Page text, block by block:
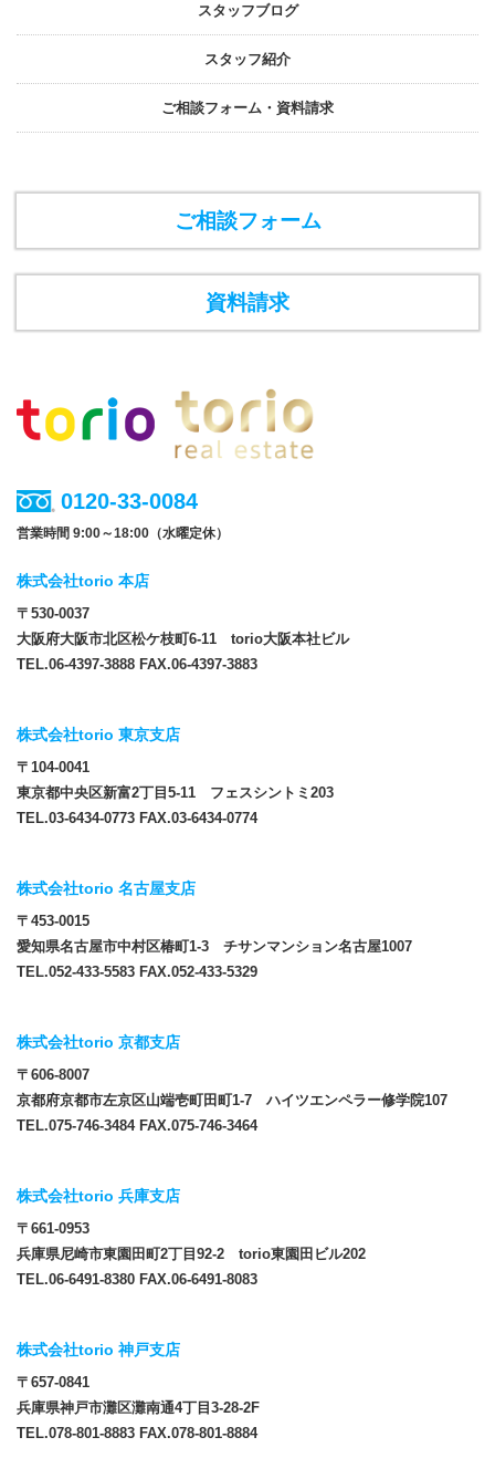
スタッフブログ
スタッフ紹介
ご相談フォーム・資料請求
ご相談フォーム
資料請求
0120-33-0084
営業時間 9:00～18:00（水曜定休）
株式会社torio 本店
〒530-0037
大阪府大阪市北区松ケ枝町6-11 torio大阪本社ビル
TEL.06-4397-3888 FAX.06-4397-3883
株式会社torio 東京支店
〒104-0041
東京都中央区新富2丁目5-11 フェスシントミ203
TEL.03-6434-0773 FAX.03-6434-0774
株式会社torio 名古屋支店
〒453-0015
愛知県名古屋市中村区椿町1-3 チサンマンション名古屋1007
TEL.052-433-5583 FAX.052-433-5329
株式会社torio 京都支店
〒606-8007
京都府京都市左京区山端壱町田町1-7 ハイツエンペラー修学院107
TEL.075-746-3484 FAX.075-746-3464
株式会社torio 兵庫支店
〒661-0953
兵庫県尼崎市東園田町2丁目92-2 torio東園田ビル202
TEL.06-6491-8380 FAX.06-6491-8083
株式会社torio 神戸支店
〒657-0841
兵庫県神戸市灘区灘南通4丁目3-28-2F
TEL.078-801-8883 FAX.078-801-8884